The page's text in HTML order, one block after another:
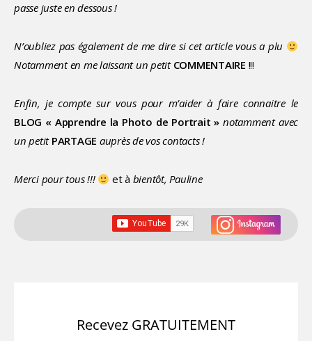
passe juste en dessous !
N’oubliez pas également de me dire si cet article vous a plu
Notamment en me laissant un petit COMMENTAIRE !!!
Enfin, je compte sur vous pour m’aider à faire connaitre le
BLOG « Apprendre la Photo de Portrait » notamment avec
un petit PARTAGE auprès de vos contacts !
Merci pour tous !!! et à bientôt, Pauline